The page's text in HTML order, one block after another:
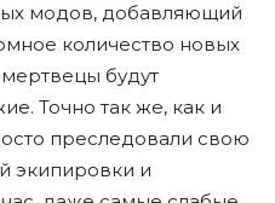
модов, добавляющий
количество новых
будут
Точно так же, как и
преследовали свою
экипировки и